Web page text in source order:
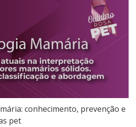
conhecimento, prevenção e
pet